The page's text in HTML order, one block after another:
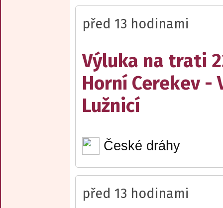
před 13 hodinami
Výluka na trati
Horní Cerekev -
Lužnicí
České dráhy
před 13 hodinami